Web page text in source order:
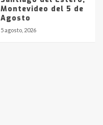
Montevideo del 5 de
Agosto
5 agosto, 2026